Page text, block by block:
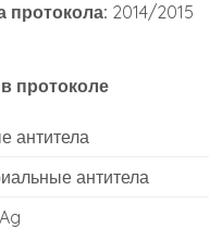
протокола: 2014/2015
протоколе
антитела
антитела